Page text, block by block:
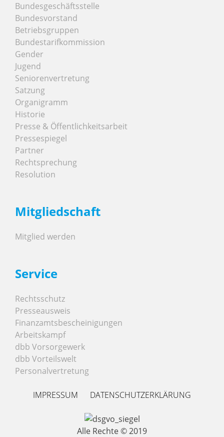
Bundesgeschäftsstelle
Bundesvorstand
Betriebsgruppen
Bundestarifkommission
Gender
Jugend
Seniorenvertretung
Satzung
Organigramm
Historie
Presse & Öffentlichkeitsarbeit
Pressespiegel
Partner
Rechtsprechung
Resolution
Mitgliedschaft
Mitglied werden
Service
Rechtsschutz
Presseausweis
Finanzamtsbescheinigungen
Arbeitskampf
dbb Vorsorgewerk
dbb Vorteilswelt
Personalvertretung
IMPRESSUM DATENSCHUTZERKLÄRUNG
Alle Rechte © 2019